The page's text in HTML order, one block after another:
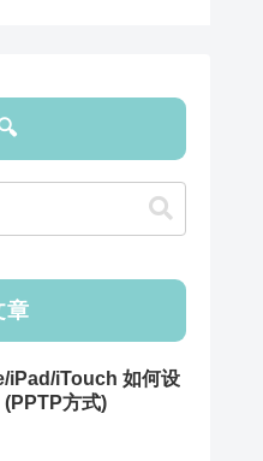
章
iPad/iTouch 如何设
(PPTP方式)